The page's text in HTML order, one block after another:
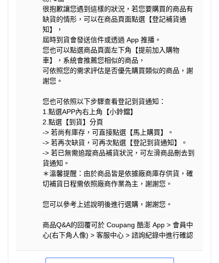
很抱歉讓您遇到這樣的狀況，若您要購買的商品有
缺貨的情形，可以在商品頁面點選【登記補貨通
知】，
屆時到貨會發送信件或透過 App 推播。
您也可以點選商品頁面左下角【提前加入購物
車】，系統會推薦您相似的商品，
可依照您的需求評估是否優先購買類似的商品，謝
謝您。
您也可依照以下步驟查看登記到貨通知：
1.點選APP內右上角【小鈴鐺】
2.點選【到貨】分頁
-> 若尚有庫存，可直接點選【馬上購買】。
-> 若再次缺貨，可再次點選【登記到貨通知】。
-> 若已無需追蹤商品補貨狀況，可左滑商品刪去到
貨通知。
＊溫馨提醒：由於商品皆是依據廠商庫存供貨，確
切補貨日程需依照廠商作業為主，謝謝您。
您可以參考上述說明後進行選購，謝謝您。
商品Q&A的回覆可於 Coupang 酷澎 App > 會員中
心(右下角人像) > 客服中心 > 諮詢紀錄中進行確認